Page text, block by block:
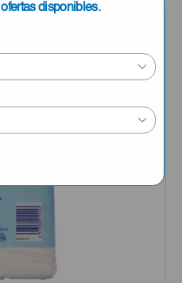
disponibles.